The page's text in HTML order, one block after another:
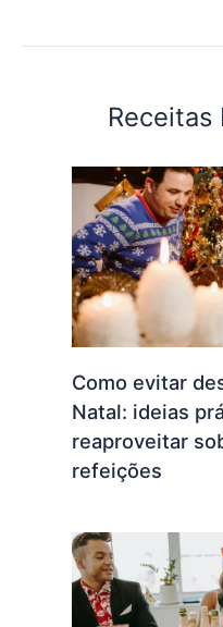
Receitas
Como evitar
Natal: ideias
reaproveitar
refeições